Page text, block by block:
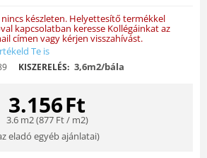
nincs készleten. Helyettesítő termékkel
kapcsolatban keresse Kollégáinkat az
címen vagy kérjen visszahívást.
Te is
KISZERELÉS: 3,6m2/bála
3.156Ft
3.6 m2 (877Ft/ m2)
eladó egyéb ajánlatai)